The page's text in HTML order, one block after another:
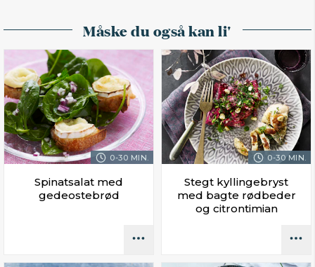
Måske du også kan li'
0-30 MIN.
Spinatsalat med
gedeostebrød
0-30 MIN.
Stegt kyllingebryst
med bagte rødbeder
og citrontimian